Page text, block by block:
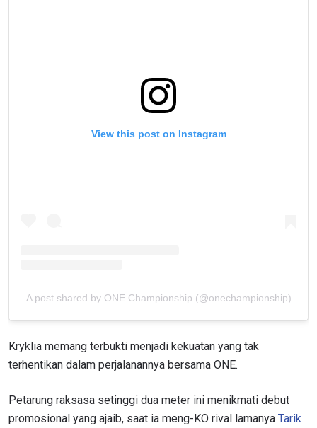
View this post on Instagram
A post shared by ONE Championship (@onechampionship)
Kryklia memang terbukti menjadi kekuatan yang tak
terhentikan dalam perjalanannya bersama ONE.
Petarung raksasa setinggi dua meter ini menikmati debut
promosional yang ajaib, saat ia meng-KO rival lamanya Tarik